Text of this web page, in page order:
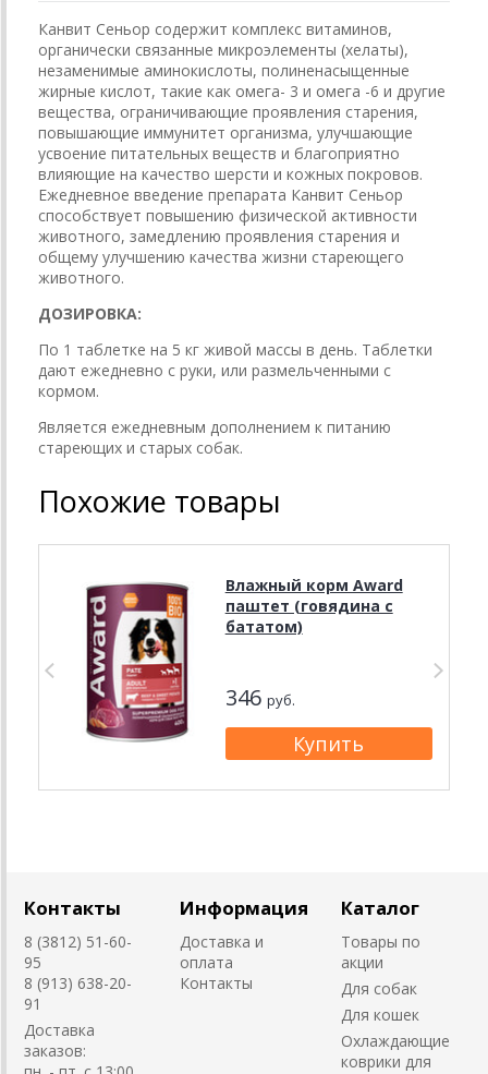
Канвит Сеньор содержит комплекс витаминов,
органически связанные микроэлементы (хелаты),
незаменимые аминокислоты, полиненасыщенные
жирные кислот, такие как омега- 3 и омега -6 и другие
вещества, ограничивающие проявления старения,
повышающие иммунитет организма, улучшающие
усвоение питательных веществ и благоприятно
влияющие на качество шерсти и кожных покровов.
Ежедневное введение препарата Канвит Сеньор
способствует повышению физической активности
животного, замедлению проявления старения и
общему улучшению качества жизни стареющего
животного.
ДОЗИРОВКА:
По 1 таблетке на 5 кг живой массы в день. Таблетки
дают ежедневно с руки, или размельченными с
кормом.
Является ежедневным дополнением к питанию
стареющих и старых собак.
Похожие товары
Влажный корм Award
паштет (говядина с
бататом)
346 руб.
Контакты
8 (3812) 51-60-
95
8 (913) 638-20-
91
Доставка
заказов:
Информация
Доставка и
оплата
Контакты
Каталог
Товары по
акции
Для собак
Для кошек
Охлаждающие
коврики для